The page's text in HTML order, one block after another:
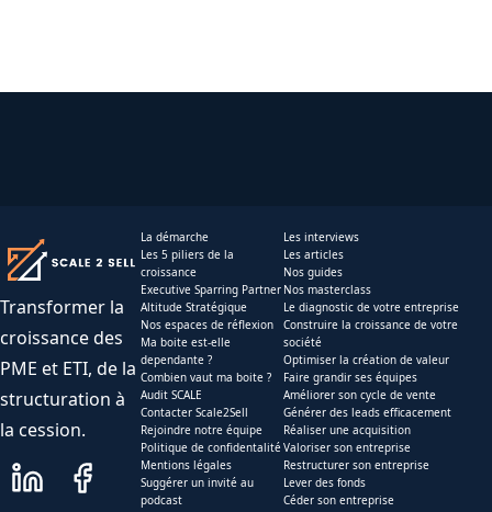
Transformer la
croissance des
PME et ETI, de la
structuration à
la cession.
La démarche
Les 5 piliers de la
croissance
Executive Sparring Partner
Altitude Stratégique
Nos espaces de réflexion
Ma boite est-elle
dependante ?
Combien vaut ma boite ?
Audit SCALE
Contacter Scale2Sell
Rejoindre notre équipe
Politique de confidentalité
Mentions légales
Suggérer un invité au
podcast
Les interviews
Les articles
Nos guides
Nos masterclass
Le diagnostic de votre entreprise
Construire la croissance de votre
société
Optimiser la création de valeur
Faire grandir ses équipes
Améliorer son cycle de vente
Générer des leads efficacement
Réaliser une acquisition
Valoriser son entreprise
Restructurer son entreprise
Lever des fonds
Céder son entreprise